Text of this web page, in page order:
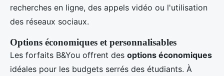
recherches en ligne, des appels vidéo ou l'utilisation
des réseaux sociaux.
Options économiques et personnalisables
Les forfaits B&You offrent des options économiques
idéales pour les budgets serrés des étudiants. À